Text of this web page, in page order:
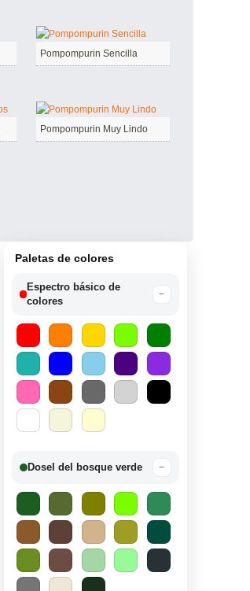
Pompompurin Sencilla
Pompompurin Muy Lindo
Paletas de colores
Espectro básico de
colores
−
Dosel del bosque verde −